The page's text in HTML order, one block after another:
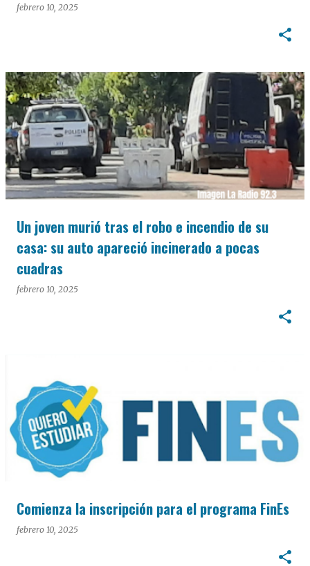
febrero 10, 2025
Un joven murió tras el robo e incendio de su
casa: su auto apareció incinerado a pocas
cuadras
febrero 10, 2025
Comienza la inscripción para el programa FinEs
febrero 10, 2025